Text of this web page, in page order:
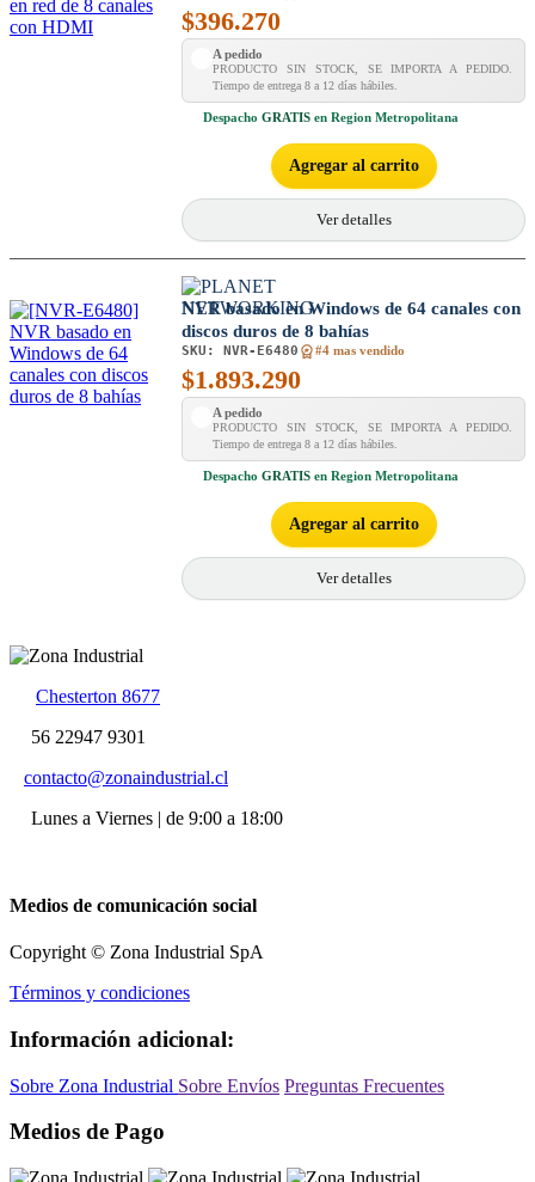
$396.270
A pedido
PRODUCTO SIN STOCK, SE IMPORTA A PEDIDO.
Tiempo de entrega 8 a 12 días hábiles.
Despacho GRATIS en Region Metropolitana
Agregar al carrito
Ver detalles
NVR basado en Windows de 64 canales con
discos duros de 8 bahías
SKU: NVR-E6480 #4 mas vendido
$1.893.290
A pedido
PRODUCTO SIN STOCK, SE IMPORTA A PEDIDO.
Tiempo de entrega 8 a 12 días hábiles.
Despacho GRATIS en Region Metropolitana
Agregar al carrito
Ver detalles
Chesterton 8677
56 22947 9301
contacto@zonaindustrial.cl
Lunes a Viernes | de 9:00 a 18:00
Medios de comunicación social
Copyright © Zona Industrial SpA
Términos y condiciones
Información adicional:
Sobre Zona Industrial Sobre Envíos Preguntas Frecuentes
Medios de Pago